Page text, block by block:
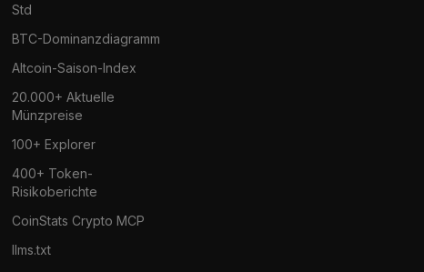
Std
BTC-Dominanzdiagramm
Altcoin-Saison-Index
20.000+ Aktuelle
Münzpreise
100+ Explorer
400+ Token-
Risikoberichte
CoinStats Crypto MCP
llms.txt